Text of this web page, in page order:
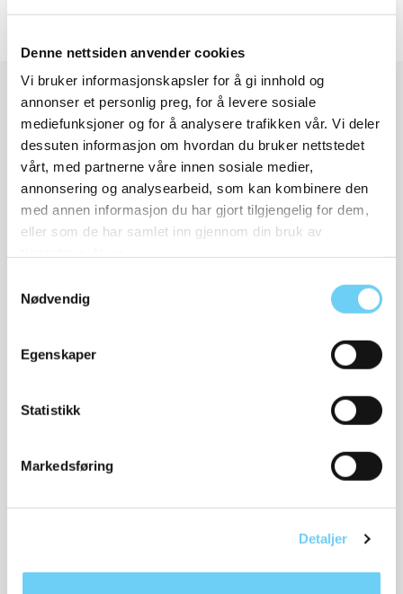
Denne nettsiden anvender cookies
Vi bruker informasjonskapsler for å gi innhold og
annonser et personlig preg, for å levere sosiale
mediefunksjoner og for å analysere trafikken vår. Vi deler
dessuten informasjon om hvordan du bruker nettstedet
vårt, med partnerne våre innen sosiale medier,
annonsering og analysearbeid, som kan kombinere den
med annen informasjon du har gjort tilgjengelig for dem,
eller som de har samlet inn gjennom din bruk av
Nødvendig
Egenskaper
Statistikk
Markedsføring
Detaljer
Skopleie og tilbehør
Protector